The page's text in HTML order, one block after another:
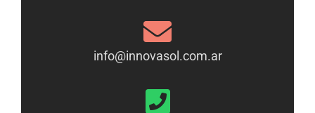
info@innovasol.com.ar